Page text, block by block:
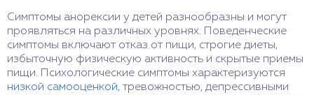
Симптомы анорексии у детей разнообразны и могут
проявляться на различных уровнях. Поведенческие
симптомы включают отказ от пищи, строгие диеты,
избыточную физическую активность и скрытые приемы
пищи. Психологические симптомы характеризуются
низкой самооценкой, тревожностью, депрессивными